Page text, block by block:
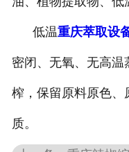
低温重庆萃取设
密闭、无氧、无高
榨，保留原料原色、
质。